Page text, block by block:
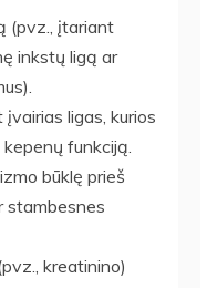
(pvz., įtariant
inkstų ligą ar
ligas, kurios
funkciją.
būklę prieš
stambesnes
kreatinino)